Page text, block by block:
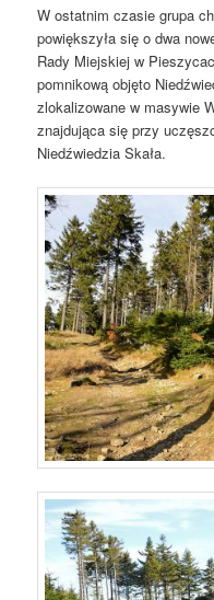
W ostatnim czasie grupa
powiększyła się o dwa
Rady Miejskiej w
pomnikową objęto
zlokalizowane w masywie
znajdująca się przy
Niedźwiedzia Skała.